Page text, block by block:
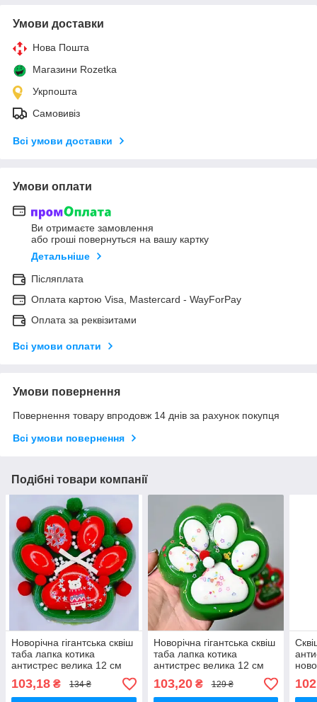
Умови доставки
Нова Пошта
Магазини Rozetka
Укрпошта
Самовивіз
Всі умови доставки
Умови оплати
Ви отримаєте замовлення
або гроші повернуться на вашу картку
Детальніше
Післяплата
Оплата картою Visa, Mastercard - WayForPay
Оплата за реквізитами
Всі умови оплати
Умови повернення
Повернення товару впродовж 14 днів за рахунок покупця
Всі умови повернення
Подібні товари компанії
Новорічна гігантська сквіш
таба лапка котика
антистрес велика 12 см
XXL Червоні на зеленому
103,18 ₴ 134 ₴
Новорічна гігантська сквіш
таба лапка котика
антистрес велика 12 см
XXL Білі на зеленому
103,20₴ 129 ₴